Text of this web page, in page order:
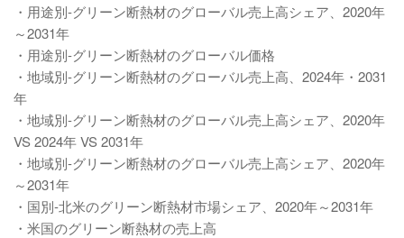
・用途別-グリーン断熱材のグローバル売上高シェア、2020年
～2031年
・用途別-グリーン断熱材のグローバル価格
・地域別-グリーン断熱材のグローバル売上高、2024年・2031
年
・地域別-グリーン断熱材のグローバル売上高シェア、2020年
VS 2024年 VS 2031年
・地域別-グリーン断熱材のグローバル売上高シェア、2020年
～2031年
・国別-北米のグリーン断熱材市場シェア、2020年～2031年
・米国のグリーン断熱材の売上高